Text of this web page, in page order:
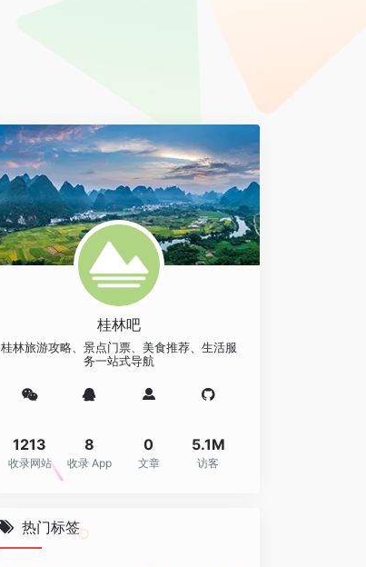
桂林吧
桂林旅游攻略、景点门票、美食推荐、生活服
务一站式导航
1213
收录网站
8
收录 App
0
文章
5.1M
访客
热门标签